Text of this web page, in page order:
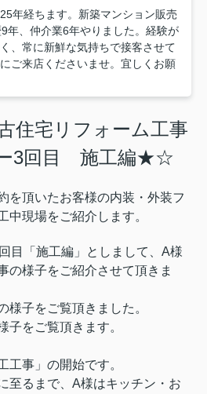
年経ちます。新築マンション販売
年、仲介業6年やりました。経験が
、常に新鮮な気持ちで接客させて
ご来店くださいませ。宜しくお願
宅リフォーム工事
3回目 施工編★☆
を頂いたお客様の内装・外装フ
中現場をご紹介します。
目「施工編」としまして、A様
の様子をご紹介させて頂きま
様子をご覧頂きました。
子をご覧頂きます。
工事」の開始です。
至るまで、A様はキッチン・お